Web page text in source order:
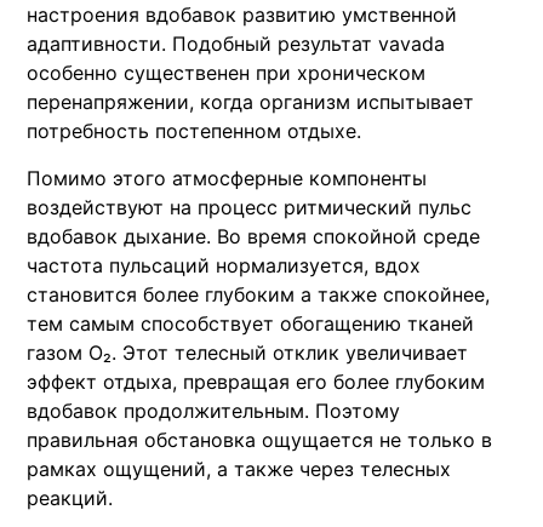
настроения вдобавок развитию умственной
адаптивности. Подобный результат vavada
особенно существенен при хроническом
перенапряжении, когда организм испытывает
потребность постепенном отдыхе.
Помимо этого атмосферные компоненты
воздействуют на процесс ритмический пульс
вдобавок дыхание. Во время спокойной среде
частота пульсаций нормализуется, вдох
становится более глубоким а также спокойнее,
тем самым способствует обогащению тканей
газом O₂. Этот телесный отклик увеличивает
эффект отдыха, превращая его более глубоким
вдобавок продолжительным. Поэтому
правильная обстановка ощущается не только в
рамках ощущений, а также через телесных
реакций.